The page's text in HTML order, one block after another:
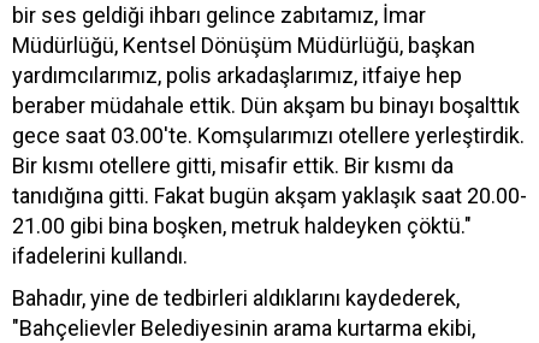
bir ses geldiği ihbarı gelince zabıtamız, İmar
Müdürlüğü, Kentsel Dönüşüm Müdürlüğü, başkan
yardımcılarımız, polis arkadaşlarımız, itfaiye hep
beraber müdahale ettik. Dün akşam bu binayı boşalttık
gece saat 03.00'te. Komşularımızı otellere yerleştirdik.
Bir kısmı otellere gitti, misafir ettik. Bir kısmı da
tanıdığına gitti. Fakat bugün akşam yaklaşık saat 20.00-
21.00 gibi bina boşken, metruk haldeyken çöktü."
ifadelerini kullandı.
Bahadır, yine de tedbirleri aldıklarını kaydederek,
"Bahçelievler Belediyesinin arama kurtarma ekibi,